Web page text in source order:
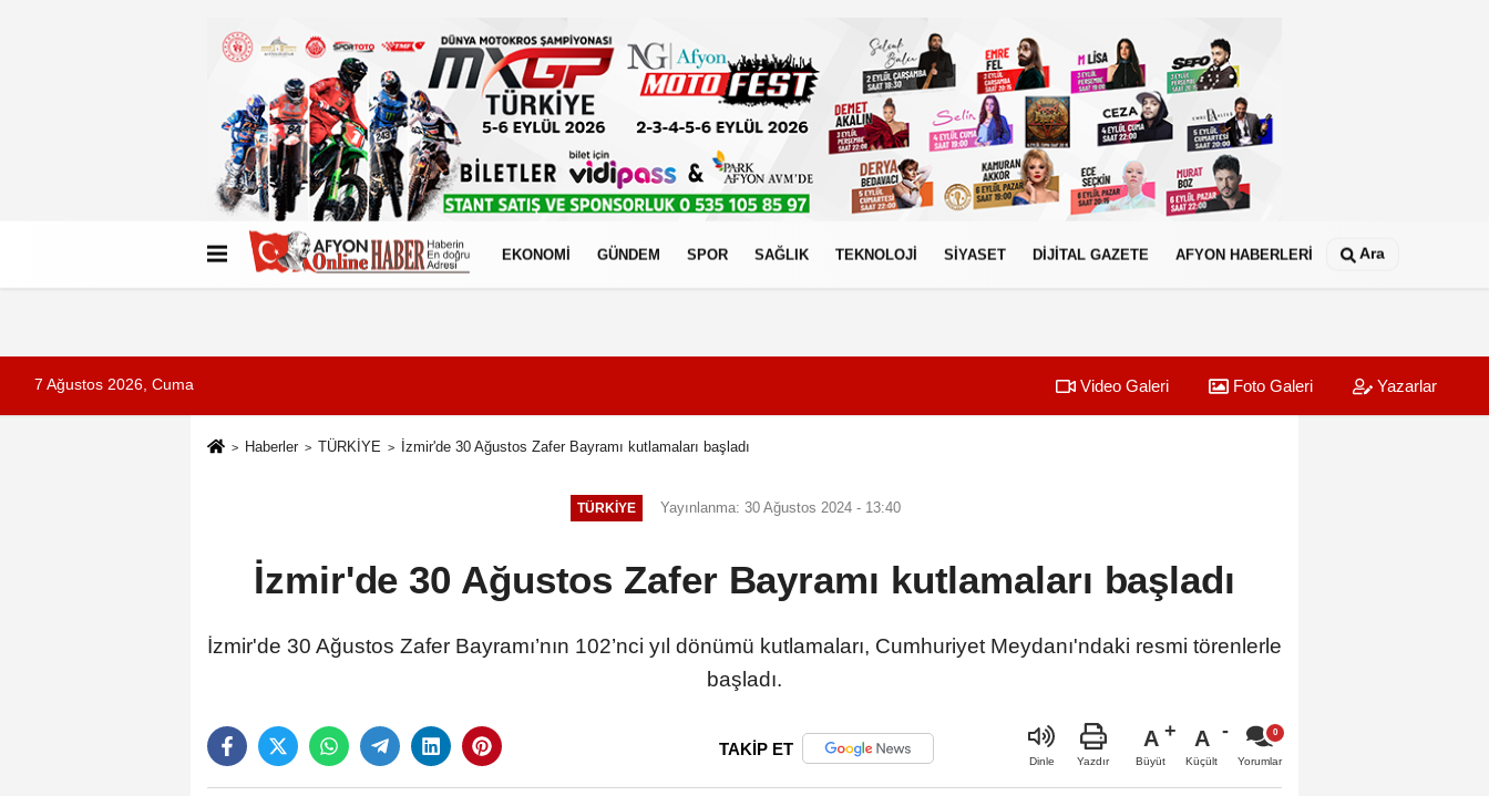
Künye İletişim Çerez Politikası
EKONOMİ GÜNDEM SPOR SAĞLIK TEKNOLOJİ SİYASET DİJİTAL GAZETE AFYON HABERLERİ Ara
7 Ağustos 2026, Cuma Video Galeri Foto Galeri Yazarlar
Haberler TÜRKİYE İzmir'de 30 Ağustos Zafer Bayramı kutlamaları başladı
TÜRKİYE Yayınlanma: 30 Ağustos 2024 - 13:40
İzmir'de 30 Ağustos Zafer Bayramı kutlamaları başladı
İzmir'de 30 Ağustos Zafer Bayramı’nın 102’nci yıl dönümü kutlamaları, Cumhuriyet Meydanı'ndaki resmi törenlerle
başladı.
TAKİP ET
Dinle Yazdır
A
Büyüt
A
Küçült Yorumlar